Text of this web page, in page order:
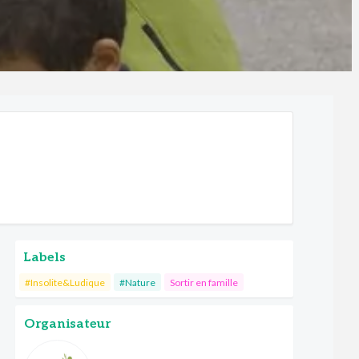
Labels
#Insolite&Ludique #Nature Sortir en famille
Organisateur